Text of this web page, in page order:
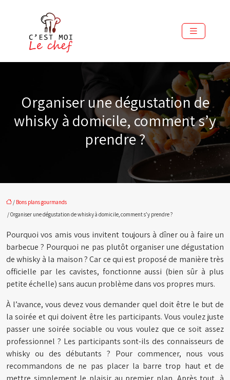
Organiser une dégustation de
whisky à domicile, comment s’y
prendre ?
/ Bons plans gourmands
/ Organiser une dégustation de whisky à domicile, comment s’y prendre ?
Pourquoi vos amis vous invitent toujours à dîner ou à faire un
barbecue ? Pourquoi ne pas plutôt organiser une dégustation
de whisky à la maison ? Car ce qui est proposé de manière très
officielle par les cavistes, fonctionne aussi (bien sûr à plus
petite échelle) sans aucun problème dans vos propres murs.
À l’avance, vous devez vous demander quel doit être le but de
la soirée et qui doivent être les participants. Vous voulez juste
passer une soirée sociable ou vous voulez que ce soit assez
professionnel ? Les participants sont-ils des connaisseurs de
whisky ou des débutants ? Pour commencer, nous vous
recommandons de ne pas placer la barre trop haut et de